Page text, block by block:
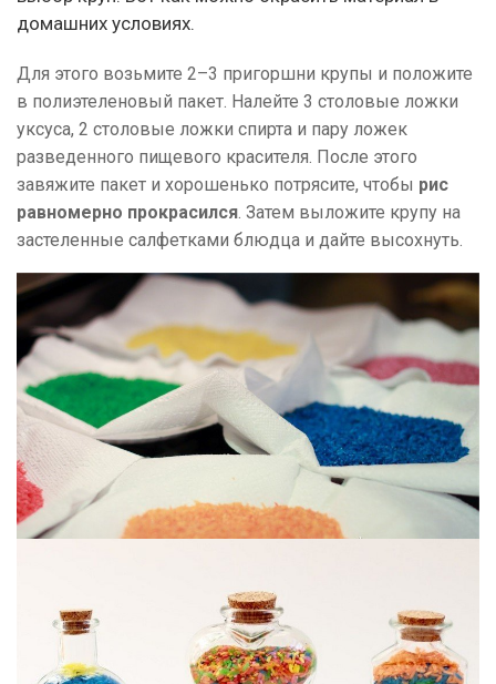
домашних условиях.
Для этого возьмите 2–3 пригоршни крупы и положите
в полиэтеленовый пакет. Налейте 3 столовые ложки
уксуса, 2 столовые ложки спирта и пару ложек
разведенного пищевого красителя. После этого
завяжите пакет и хорошенько потрясите, чтобы рис
равномерно прокрасился. Затем выложите крупу на
застеленные салфетками блюдца и дайте высохнуть.